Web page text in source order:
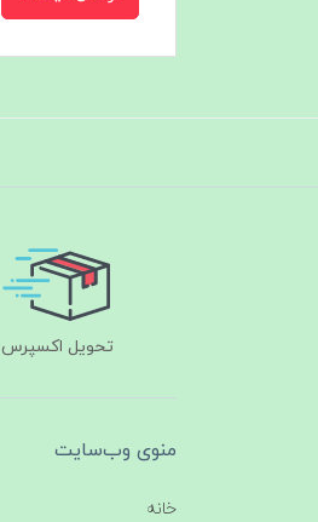
تحویل اکسپرس
منوی وب‌سایت
خانه